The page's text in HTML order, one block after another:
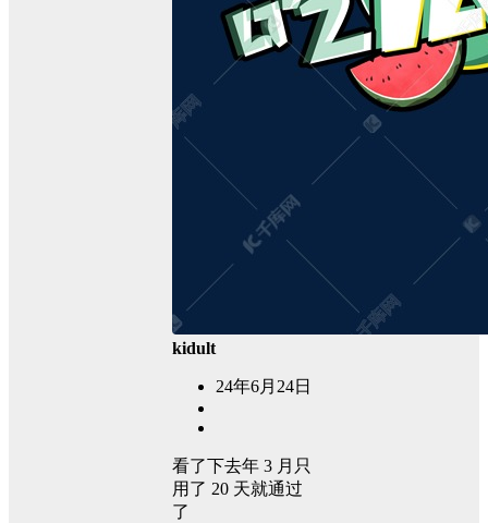
kidult
24年6月24日
看了下去年 3 月只
用了 20 天就通过
了